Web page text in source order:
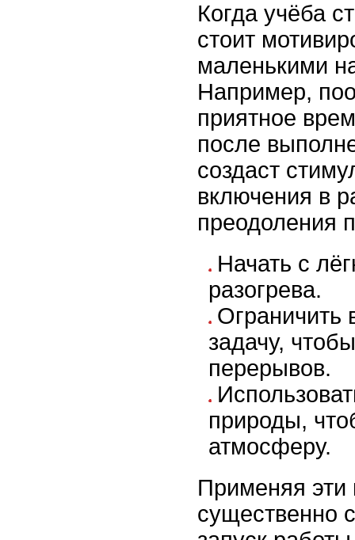
Когда учёба
стоит
маленькими
Например,
приятное
после
создаст
включения в
преодоления
Начать с
разогрева.
Ограничить
задачу,
перерывов.
природы,
атмосферу.
Применяя
существенно